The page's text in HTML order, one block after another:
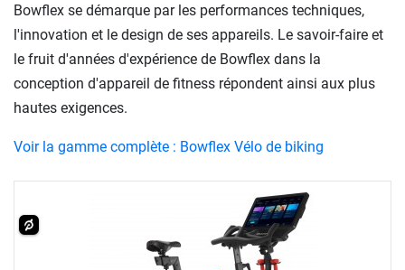
Bowflex se démarque par les performances techniques,
l'innovation et le design de ses appareils. Le savoir-faire et
le fruit d'années d'expérience de Bowflex dans la
conception d'appareil de fitness répondent ainsi aux plus
hautes exigences.
Voir la gamme complète : Bowflex Vélo de biking